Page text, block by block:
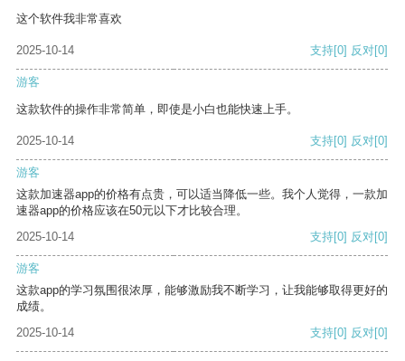
这个软件我非常喜欢
2025-10-14 支持[0] 反对[0]
游客
这款软件的操作非常简单，即使是小白也能快速上手。
2025-10-14 支持[0] 反对[0]
游客
这款加速器app的价格有点贵，可以适当降低一些。我个人觉得，一款加
速器app的价格应该在50元以下才比较合理。
2025-10-14
支持[0] 反对[0]
游客
这款app的学习氛围很浓厚，能够激励我不断学习，让我能够取得更好的
成绩。
2025-10-14
支持[0] 反对[0]